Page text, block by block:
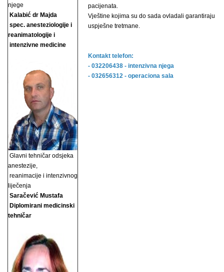
njege
Kalabić dr Majda
spec. anesteziologije i
reanimatologije i
intenzivne medicine
Glavni tehničar odsjeka
anestezije,
reanimacije i intenzivnog
liječenja
Saračević Mustafa
Diplomirani medicinski
tehničar
pacijenata.
Vještine kojima su do sada ovladali garantiraju
uspješne tretmane.
Kontakt telefon:
- 032206438 - intenzivna njega
- 032656312 - operaciona sala